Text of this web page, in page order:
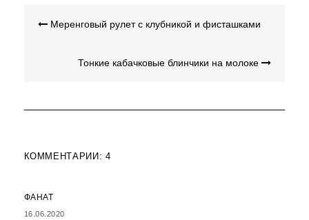
ПОМеренговый рулет с клубникой и фисташками
Тонкие кабачковые блинчики на молоке
КОММЕНТАРИИ: 4
ФАНАТ
16.06.2020